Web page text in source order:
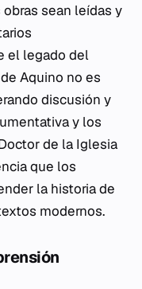
sean leídas y
el legado del
Aquino no es
discusión y
y los
de la Iglesia
que los
la historia de
modernos.